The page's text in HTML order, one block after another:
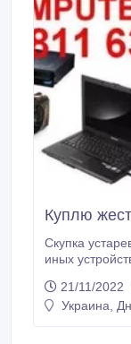
Куплю
Скупка
иных
(067) 78 78 344
mail:
21/11/2022
Украина,